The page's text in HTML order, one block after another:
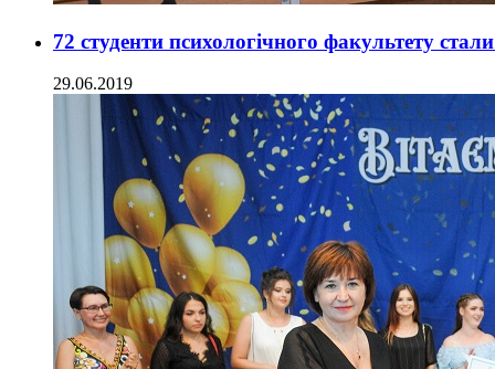
72 студенти психологічного факультету
29.06.2019